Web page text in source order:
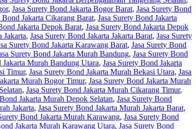
, Jasa Surety Bond Jakarta Bogor Barat, Jasa Surety Bond
Bond Jakarta Cikarang Barat, Jasa Surety Bond Jakarta
Jakarta Depok Barat, Jasa Surety Bond Jakarta Depok
Jakarta, Jasa Surety Bond Jakarta Jakarta Barat, Jasa Surety
Surety Bond Jakarta Karawang Barat, Jasa Surety Bond
Surety Bond Jakarta Murah Bandung, Jasa Surety Bond
Jakarta Murah Bandung Utara, Jasa Surety Bond Jakarta
Timur, Jasa Surety Bond Jakarta Murah Bekasi Utara, Jasa
Murah Bogor Timur, Jasa Surety Bond Jakarta Murah
, Jasa Surety Bond Jakarta Murah Cikarang Timur,
Jakarta Murah Depok Selatan, Jasa Surety Bond
Jakarta, Jasa Surety Bond Jakarta Murah Jakarta Barat,
Bond Jakarta Murah Karawang, Jasa Surety Bond
Jakarta Murah Karawang Utara, Jasa Surety Bond